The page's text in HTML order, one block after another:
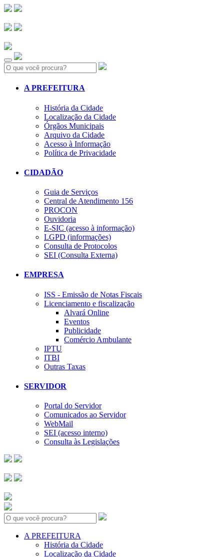
Search:
A PREFEITURA
História da Cidade
Localização da Cidade
Órgãos Municipais
Arquivo da Cidade
Acesso à Informação
Política de Privacidade
CIDADÃO
Guia de Serviços
Central de Atendimento 156
PROCON
Ouvidoria
E-SIC (acesso à informação)
LGPD (informações)
Consulta de Protocolos
SEI (Consulta Externa)
EMPRESA
ISS - Emissão de Notas Fiscais
Licenciamento e fiscalização
Alvará Online
Eventos
Publicidade
Comércio Ambulante
IPTU
ITBI
Outras Taxas
SERVIDOR
Portal do Servidor
Comunicados ao Servidor
WebMail
SEI (acesso interno)
Consulta às Legislações
Search:
A PREFEITURA
História da Cidade
Localização da Cidade